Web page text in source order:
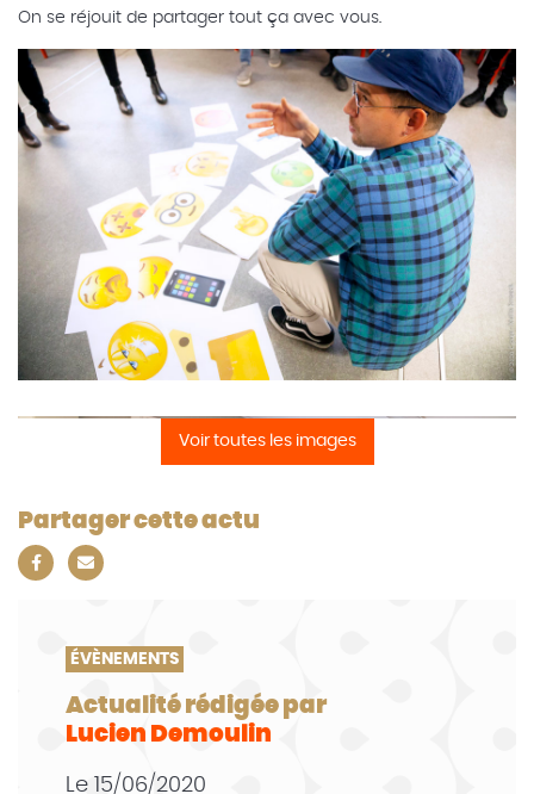
On se réjouit de partager tout ça avec vous.
Voir toutes les images
Partager cette actu
ÉVÈNEMENTS
Actualité rédigée par
Lucien Demoulin
Le 15/06/2020